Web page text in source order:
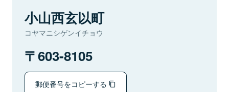
小山西玄以町
コヤマニシゲンイチョウ
603-8105
郵便番号をコピーする